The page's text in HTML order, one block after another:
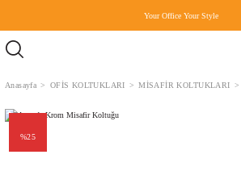
Your Office Your Style
Anasayfa OFİS KOLTUKLARI MİSAFİR KOLTUKLARI
%25